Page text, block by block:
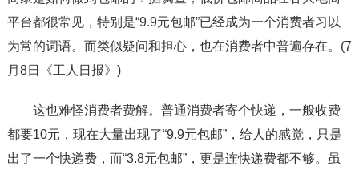
平台都很常见，特别是“9.9元包邮”已经成为一个消费者习以
为常的词语。而类似疑问和担心，也在消费者中普遍存在。(7
月8日《工人日报》)
这也难怪消费者费解。普通消费者寄个快递，一般收费
都要10元，现在大量出现了“9.9元包邮”，给人的感觉，只是
出了一个快递费，而“3.8元包邮”，更是连快递费都不够。虽